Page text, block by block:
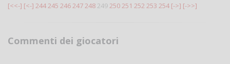
[<<-] [<-] 244245 246247248 249250251 252 253 254 [->] [->>]
Commenti dei giocatori